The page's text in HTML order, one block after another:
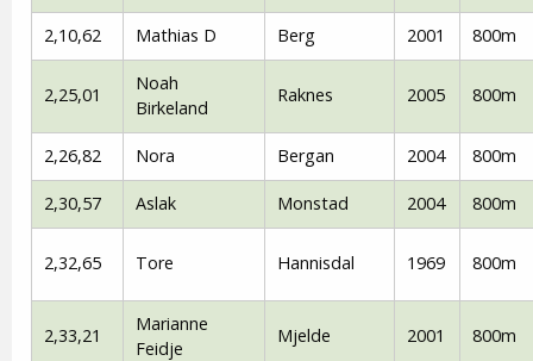
2,10,62 Mathias D Berg 2001 800m
2,25,01
Noah
Birkeland
Raknes 2005 800m
2,26,82 Nora Bergan 2004 800m
2,30,57 Aslak Monstad 2004 800m
2,32,65 Tore Hannisdal 1969 800m
2,33,21
Marianne
Feidje
Mjelde 2001 800m